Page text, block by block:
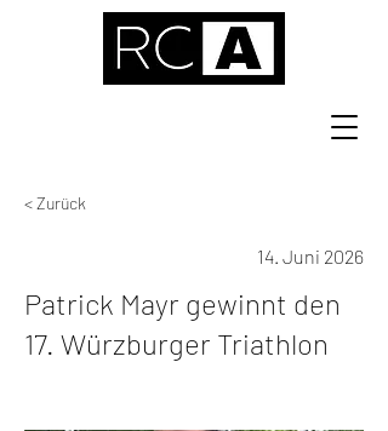
< Zurück
14. Juni 2026
Patrick Mayr gewinnt den
17. Würzburger Triathlon